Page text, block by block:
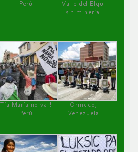
Perú
Valle del Elqui
sin minería.
Tía María no va !
Perú
Orinoco,
Venezuela